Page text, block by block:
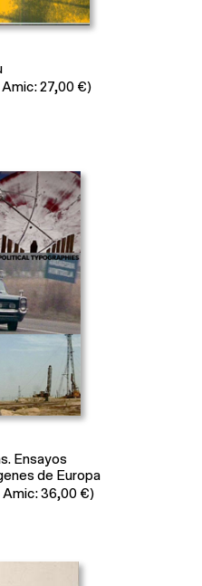
27,00 €)
Ensayos
de Europa
Amic: 36,00 €)